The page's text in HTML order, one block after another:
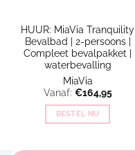
HUUR: MiaVia Tranquility
Bevalbad | 2-persoons |
Compleet bevalpakket |
waterbevalling
MiaVia
Vanaf: €164,95
BESTEL NU